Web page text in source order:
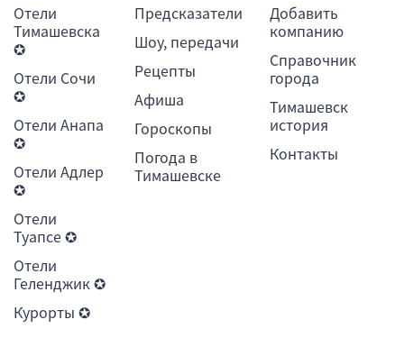
Отели
Тимашевска
✪
Отели Сочи
✪
Отели Анапа
✪
Отели Адлер
✪
Отели
Туапсе ✪
Отели
Геленджик ✪
Курорты ✪
Предсказатели
Шоу, передачи
Рецепты
Афиша
Гороскопы
Погода в
Тимашевске
Добавить
компанию
Справочник
города
Тимашевск
история
Контакты